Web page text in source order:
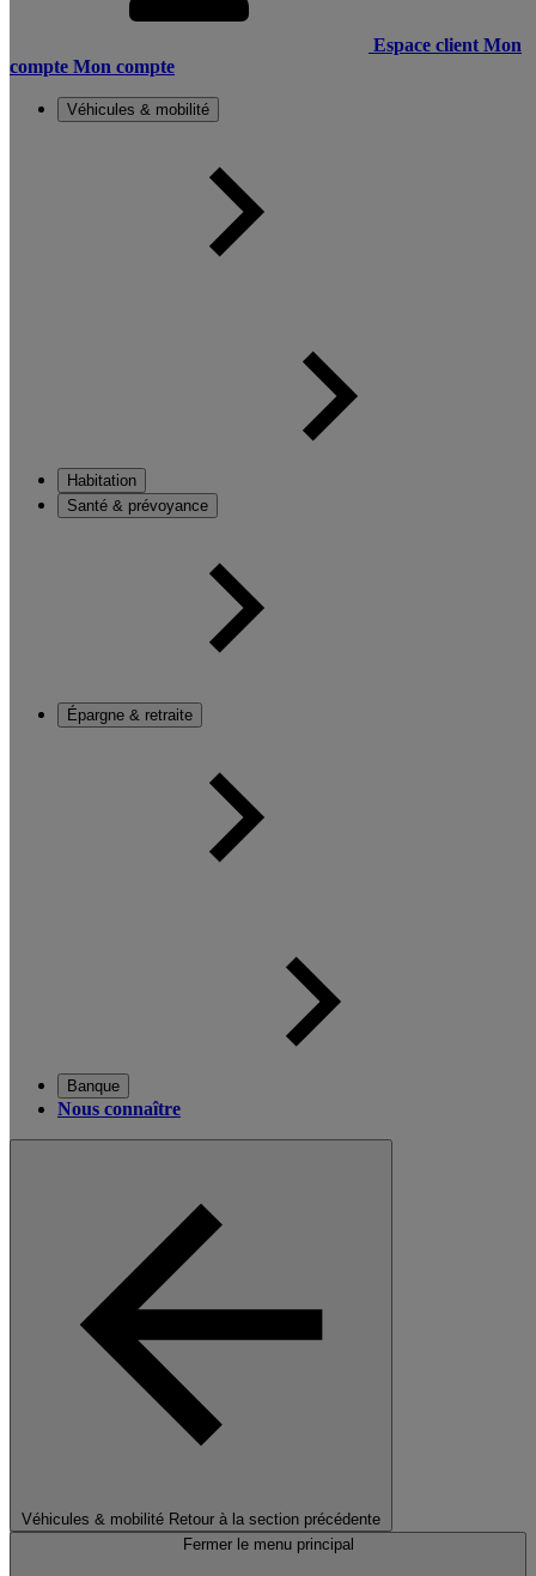
Espace client Mon
compte Mon compte
Véhicules & mobilité
Habitation
Santé & prévoyance
Épargne & retraite
Banque
Nous connaître
Véhicules & mobilité Retour à la section précédente
Fermer le menu principal